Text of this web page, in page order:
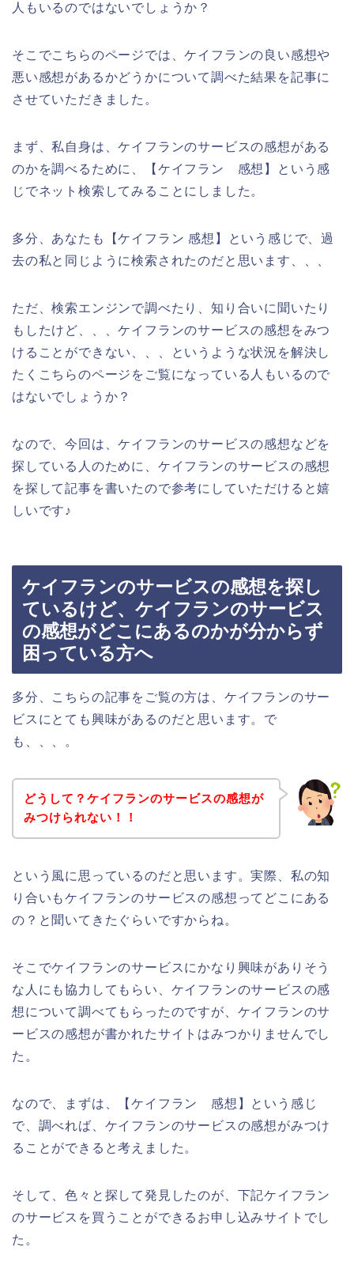
人もいるのではないでしょうか？
そこでこちらのページでは、ケイフランの良い感想や
悪い感想があるかどうかについて調べた結果を記事に
させていただきました。
まず、私自身は、ケイフランのサービスの感想がある
のかを調べるために、【ケイフラン 感想】という感
じでネット検索してみることにしました。
多分、あなたも【ケイフラン 感想】という感じで、過
去の私と同じように検索されたのだと思います、、、
ただ、検索エンジンで調べたり、知り合いに聞いたり
もしたけど、、、ケイフランのサービスの感想をみつ
けることができない、、、というような状況を解決し
たくこちらのページをご覧になっている人もいるので
はないでしょうか？
なので、今回は、ケイフランのサービスの感想などを
探している人のために、ケイフランのサービスの感想
を探して記事を書いたので参考にしていただけると嬉
しいです♪
ケイフランのサービスの感想を探し
ているけど、ケイフランのサービス
の感想がどこにあるのかが分からず
困っている方へ
多分、こちらの記事をご覧の方は、ケイフランのサー
ビスにとても興味があるのだと思います。で
も、、、。
どうして？ケイフランのサービスの感想が
みつけられない！！
という風に思っているのだと思います。実際、私の知
り合いもケイフランのサービスの感想ってどこにある
の？と聞いてきたぐらいですからね。
そこでケイフランのサービスにかなり興味がありそう
な人にも協力してもらい、ケイフランのサービスの感
想について調べてもらったのですが、ケイフランのサ
ービスの感想が書かれたサイトはみつかりませんでし
た。
なので、まずは、【ケイフラン 感想】という感じ
で、調べれば、ケイフランのサービスの感想がみつけ
ることができると考えました。
そして、色々と探して発見したのが、下記ケイフラン
のサービスを買うことができるお申し込みサイトでし
た。